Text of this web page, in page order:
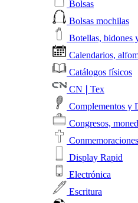
Bolsas
Bolsas mochilas
Botellas, bidones
Calendarios,
Catálogos físicos
CN❘Tex
Complementos y
Congresos,
Display Rapid
Electrónica
Escritura